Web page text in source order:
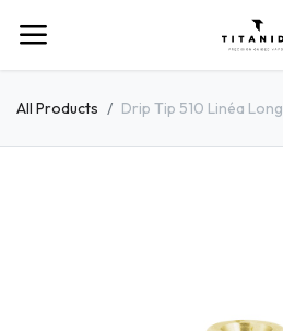
All Products Drip Tip 510 Linéa Long